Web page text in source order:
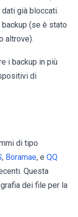
già bloccati.
(se è stato
altrove).
i backup in più
di
di tipo
, Boramae, e QQ
Questa
dei file per la